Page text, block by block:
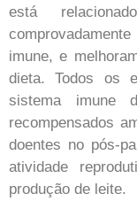
está
imune, e
dieta. Todos os
sistema imune
recompensados
doentes no pós-
atividade
produção de leite.